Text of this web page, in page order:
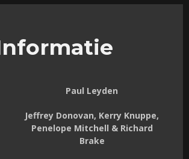
Paul Leyden
Jeffrey Donovan, Kerry Knuppe,
Penelope Mitchell & Richard
Brake